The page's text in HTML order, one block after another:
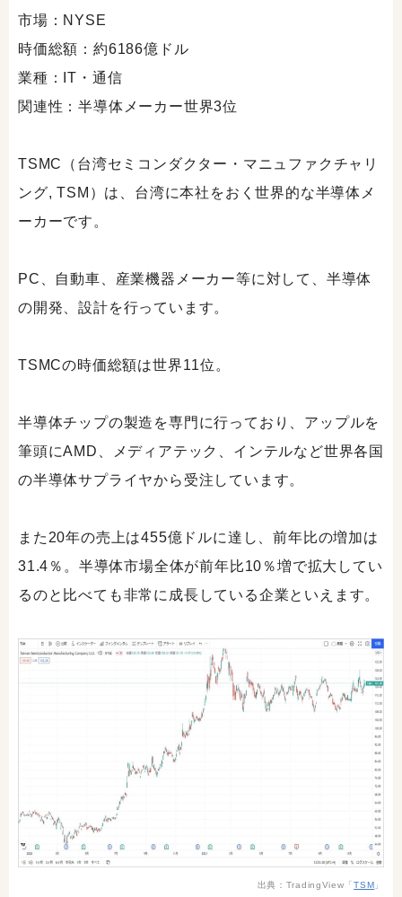
市場：NYSE
時価総額：約6186億ドル
業種：IT・通信
関連性：半導体メーカー世界3位
TSMC（台湾セミコンダクター・マニュファクチャリ
ング, TSM）は、台湾に本社をおく世界的な半導体メ
ーカーです。
PC、自動車、産業機器メーカー等に対して、半導体
の開発、設計を行っています。
TSMCの時価総額は世界11位。
半導体チップの製造を専門に行っており、アップルを
筆頭にAMD、メディアテック、インテルなど世界各国
の半導体サプライヤから受注しています。
また20年の売上は455億ドルに達し、前年比の増加は
31.4％。半導体市場全体が前年比10％増で拡大してい
るのと比べても非常に成長している企業といえます。
出典：TradingView「TSM 」